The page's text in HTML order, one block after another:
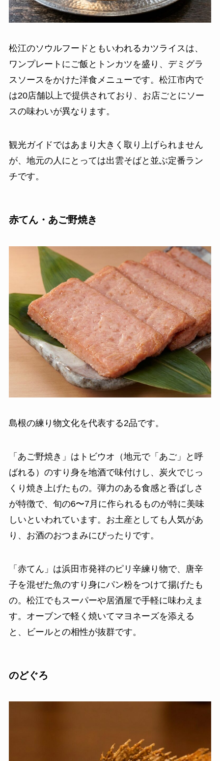
松江のソウルフードともいわれるカツライスは、
ワンプレートにご飯とトンカツを盛り、デミグラ
スソースをかけた洋食メニューです。松江市内で
は20店舗以上で提供されており、お店ごとにソー
スの味わいが異なります。
観光ガイドではあまり大きく取り上げられません
が、地元の人にとっては出雲そばと並ぶ定番ラン
チです。
赤てん・あご野焼き
島根の練り物文化を代表する2品です。
「あご野焼き」はトビウオ（地元で「あご」と呼
ばれる）のすり身を地酒で味付けし、炭火でじっ
くり焼き上げたもの。弾力のある食感と香ばしさ
が特徴で、旬の6〜7月に作られるものが特に美味
しいといわれています。お土産としても人気があ
り、お酒のおつまみにぴったりです。
「赤てん」は浜田市発祥のピリ辛練り物で、唐辛
子を混ぜた魚のすり身にパン粉をつけて揚げたも
の。松江でもスーパーや居酒屋で手軽に味わえま
す。オーブンで軽く焼いてマヨネーズを添える
と、ビールとの相性が抜群です。
のどぐろ